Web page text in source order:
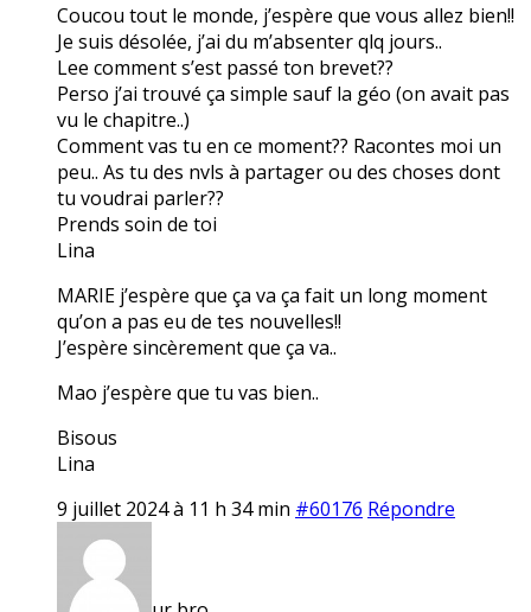
Coucou tout le monde, j’espère que vous allez bien!!
Je suis désolée, j’ai du m’absenter qlq jours..
Lee comment s’est passé ton brevet??
Perso j’ai trouvé ça simple sauf la géo (on avait pas
vu le chapitre..)
Comment vas tu en ce moment?? Racontes moi un
peu.. As tu des nvls à partager ou des choses dont
tu voudrai parler??
Prends soin de toi
Lina
MARIE j’espère que ça va ça fait un long moment
qu’on a pas eu de tes nouvelles!!
J’espère sincèrement que ça va..
Mao j’espère que tu vas bien..
Bisous
Lina
9 juillet 2024 à 11 h 34 min #60176 Répondre